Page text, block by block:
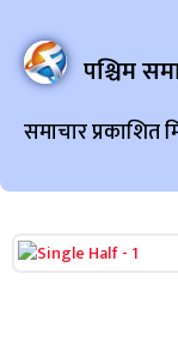
पश्चिम
समाचार प्रकाशित